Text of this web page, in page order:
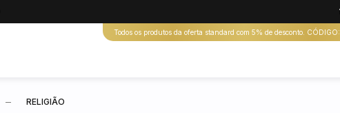
Todos os produtos da oferta standard com 5% de desconto.
RELIGIÃO